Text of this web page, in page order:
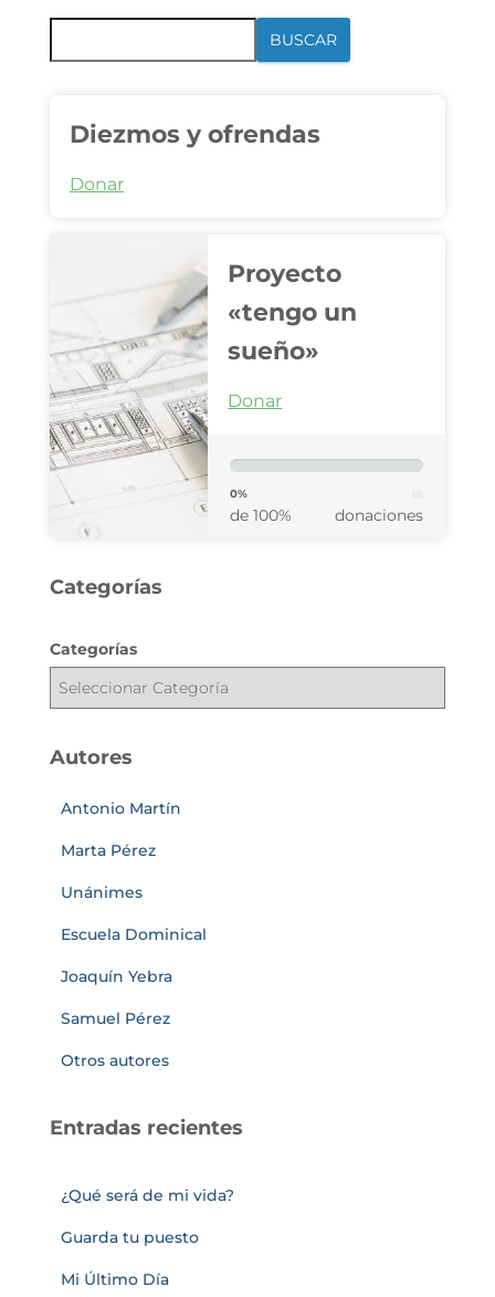
BUSCAR
Diezmos y ofrendas
Donar
Proyecto
«tengo un
sueño»
Donar
0%
de 100% donaciones
Categorías
Categorías
Autores
Antonio Martín
Marta Pérez
Unánimes
Escuela Dominical
Joaquín Yebra
Samuel Pérez
Otros autores
Entradas recientes
¿Qué será de mi vida?
Guarda tu puesto
Mi Último Día